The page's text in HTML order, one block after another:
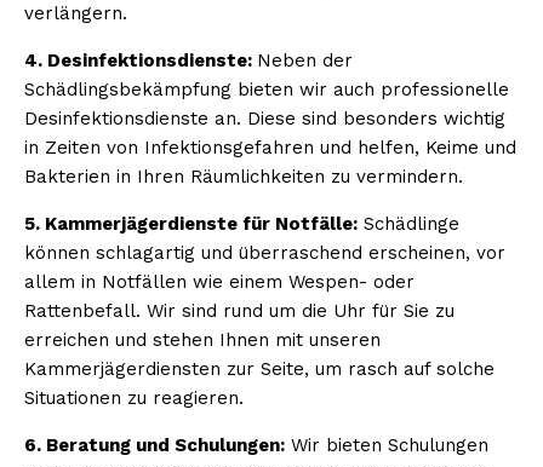
verlängern.
4. Desinfektionsdienste: Neben der
Schädlingsbekämpfung bieten wir auch professionelle
Desinfektionsdienste an. Diese sind besonders wichtig
in Zeiten von Infektionsgefahren und helfen, Keime und
Bakterien in Ihren Räumlichkeiten zu vermindern.
5. Kammerjägerdienste für Notfälle: Schädlinge
können schlagartig und überraschend erscheinen, vor
allem in Notfällen wie einem Wespen- oder
Rattenbefall. Wir sind rund um die Uhr für Sie zu
erreichen und stehen Ihnen mit unseren
Kammerjägerdiensten zur Seite, um rasch auf solche
Situationen zu reagieren.
6. Beratung und Schulungen: Wir bieten Schulungen